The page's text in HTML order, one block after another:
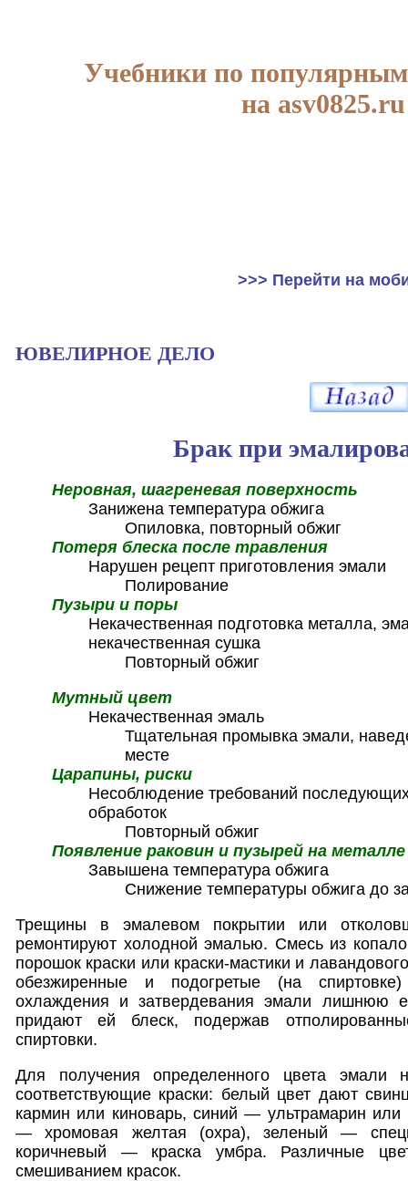
Учебники по
на asv0825.ru
>>> Перейти на
ЮВЕЛИРНОЕ ДЕЛО
Брак при
Неровная, шагреневая поверхность
Занижена температура обжига
Опиловка, повторный обжиг
Потеря блеска после травления
Нарушен рецепт приготовления эмали
Полирование
Пузыри и поры
Некачественная подготовка металла,
некачественная сушка
Повторный обжиг
Мутный цвет
Некачественная эмаль
Тщательная промывка эмали,
месте
Царапины, риски
Несоблюдение требований
обработок
Повторный обжиг
Появление раковин и пузырей на металле
Завышена температура обжига
Снижение температуры обжига до
Трещины в эмалевом покрытии или
ремонтируют холодной эмалью. Смесь из
порошок краски или краски-мастики и
обезжиренные и подогретые (на
охлаждения и затвердевания эмали лишнюю
придают ей блеск, подержав
спиртовки.
Для получения определенного цвета эмали
соответствующие краски: белый цвет дают
кармин или киноварь, синий — ультрамарин или
— хромовая желтая (охра), зеленый —
коричневый — краска умбра. Различные
смешиванием красок.